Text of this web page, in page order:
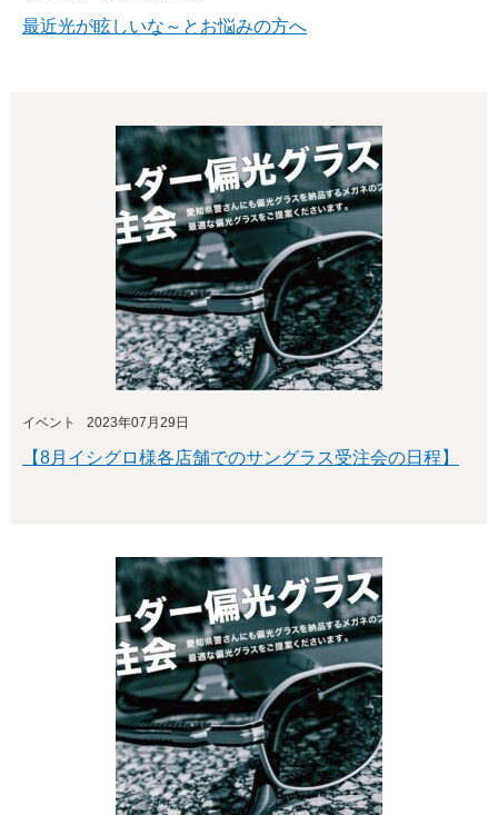
最近光が眩しいな～とお悩みの方へ
イベント 2023年07月29日
【8月イシグロ様各店舗でのサングラス受注会の日程】